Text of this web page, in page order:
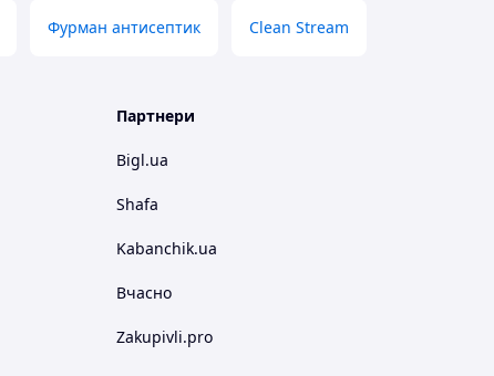
Фурман антисептик Clean Stream
Партнери
Bigl.ua
Shafa
Kabanchik.ua
Вчасно
Zakupivli.pro